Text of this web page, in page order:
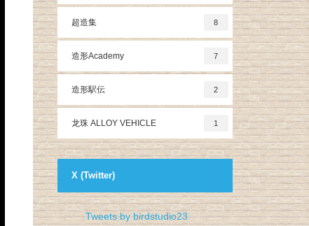
超造集 8
造形Academy 7
造形駅伝 2
龙珠 ALLOY VEHICLE 1
X (Twitter)
Tweets by birdstudio23